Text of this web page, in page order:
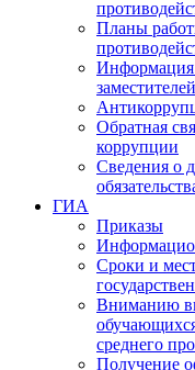
Планы
Обратная
коррупции
Сведения о
ГИА
Приказы
Сроки и
Вниманию
среднего
Получение